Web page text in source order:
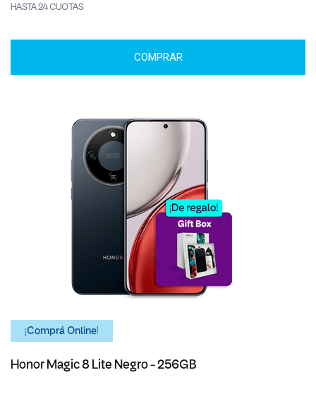
HASTA 24 CUOTAS
COMPRAR
¡Comprá Online!
Honor Magic 8 Lite Negro - 256GB